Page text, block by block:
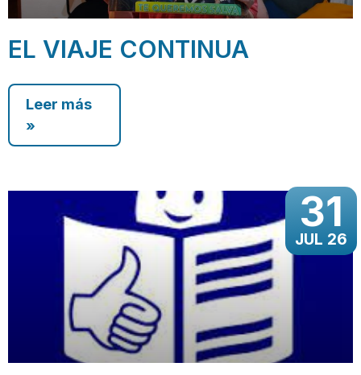
EL VIAJE CONTINUA
Leer más
»
31
JUL 26